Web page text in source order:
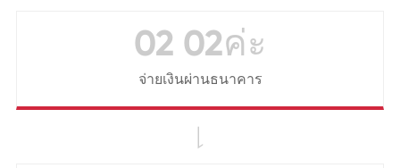
02 02ค่ะ
จ่ายเงินผ่านธนาคาร
